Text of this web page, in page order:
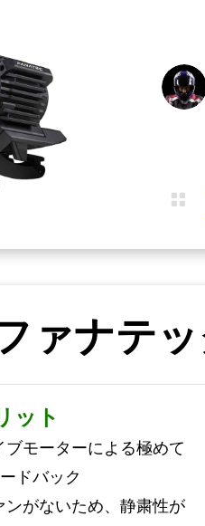

ァナテッ
ット
ブモーターによる極めて
ドバック
がないため、静粛性が